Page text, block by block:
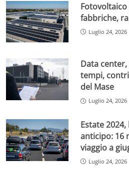
Fotovoltaico
fabbriche,
Luglio 24, 2026
Data
tempi,
del Mase
Luglio 24, 2026
Estate
anticipo: 16
viaggio a
Luglio 24, 2026